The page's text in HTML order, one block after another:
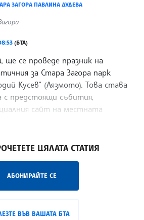
ЗАГОРА ПАВЛИНА ДУДЕВА
(БТА)
ще се проведе празник на
за Стара Загора парк
Кусев“ (Аязмото). Това става
с предстоящи събития,
сайт на местната
ЦЯЛАТА СТАТИЯ
АБОНИРАЙТЕ СЕ
ВЪВ ВАШАТА БТА